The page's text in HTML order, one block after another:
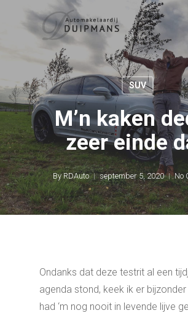
SUV
M’n kaken
zeer einde
By RDAuto september 5, 2020 No
Ondanks dat deze testrit al een
agenda stond, keek ik er
had ‘m nog nooit in levende lijve